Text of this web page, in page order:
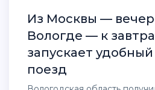
Из Москвы — вечером, в
Вологде — к
запускает
поезд